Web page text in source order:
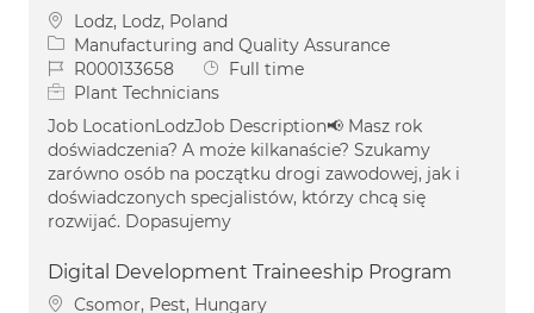
Location
Lodz, Lodz, Poland
Category
Manufacturing and Quality Assurance
Job IdR000133658 Job Type
Full time
Plant Technicians
Job LocationLodzJob Description📢 Masz rok
doświadczenia? A może kilkanaście? Szukamy
zarówno osób na początku drogi zawodowej, jak i
doświadczonych specjalistów, którzy chcą się
rozwijać. Dopasujemy
Digital Development Traineeship Program
Location
Csomor, Pest, Hungary